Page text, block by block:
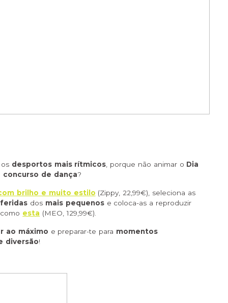
desportos mais rítmicos, porque não animar o Dia
de dança?
brilho e muito estilo (Zippy, 22,99€), seleciona as
dos mais pequenose coloca-as a reproduzir
como esta (MEO, 129,99€).
ao máximo e preparar-te para momentos
diversão!